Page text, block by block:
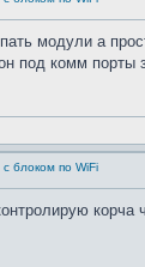
модули а
под комм порты
блоком по WiFi